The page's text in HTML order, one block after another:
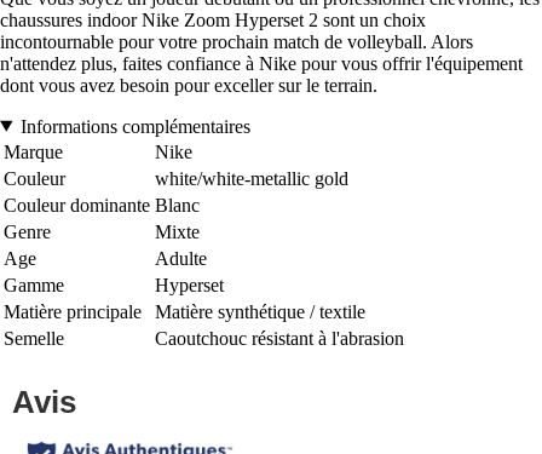
chaussures indoor Nike Zoom Hyperset 2 sont un choix
incontournable pour votre prochain match de volleyball. Alors
n'attendez plus, faites confiance à Nike pour vous offrir l'équipement
dont vous avez besoin pour exceller sur le terrain.
Informations complémentaires
Marque
Nike
Couleur
white/white-metallic gold
Couleur dominante Blanc
Genre
Mixte
Age
Adulte
Gamme
Hyperset
Matière principale
Matière synthétique / textile
Semelle
Caoutchouc résistant à l'abrasion